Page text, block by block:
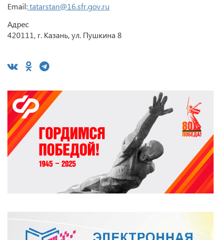
Email:tatarstan@16.sfr.gov.ru
Адрес
420111, г. Казань, ул. Пушкина 8